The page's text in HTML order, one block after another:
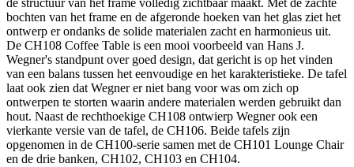
de structuur van het frame volledig zichtbaar maakt. Met de zachte
bochten van het frame en de afgeronde hoeken van het glas ziet het
ontwerp er ondanks de solide materialen zacht en harmonieus uit.
De CH108 Coffee Table is een mooi voorbeeld van Hans J.
Wegner's standpunt over goed design, dat gericht is op het vinden
van een balans tussen het eenvoudige en het karakteristieke. De tafel
laat ook zien dat Wegner er niet bang voor was om zich op
ontwerpen te storten waarin andere materialen werden gebruikt dan
hout. Naast de rechthoekige CH108 ontwierp Wegner ook een
vierkante versie van de tafel, de CH106. Beide tafels zijn
opgenomen in de CH100-serie samen met de CH101 Lounge Chair
en de drie banken, CH102, CH103 en CH104.